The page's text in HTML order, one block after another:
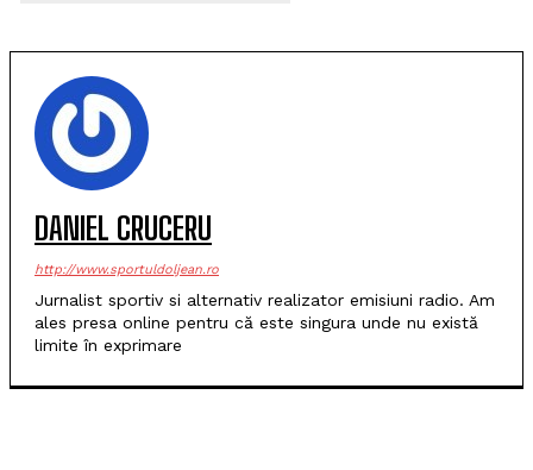
DANIEL CRUCERU
http://www.sportuldoljean.ro
Jurnalist sportiv si alternativ realizator emisiuni radio. Am
ales presa online pentru că este singura unde nu există
limite în exprimare